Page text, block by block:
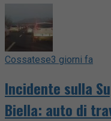
Cossatese3 giorni fa
Incidente sulla
Biella: auto di